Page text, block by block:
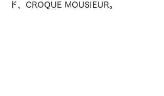
ド、CROQUE MOUSIEUR。